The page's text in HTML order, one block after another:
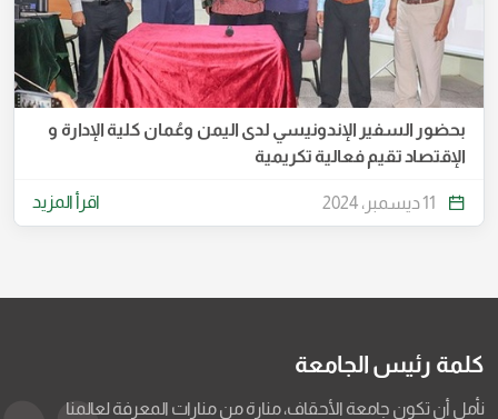
بحضور السفير الإندونيسي لدى اليمن وعُمان كلية الإدارة و
الإقتصاد تقيم فعالية تكريمية
11 ديسمبر، 2024 اقرأ المزيد
كلمة رئيس الجامعة
نأمل أن تكون جامعة الأحقاف، منارة من منارات المعرفة لعالمنا